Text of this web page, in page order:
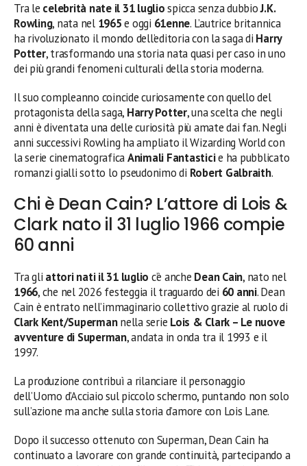
Tra le celebrità nate il 31 lugliospicca senza dubbioJ.K.
Rowling, nata nel 1965e oggi 61enne. L’autrice britannica
ha rivoluzionato il mondo dell’editoria con la saga di Harry
Potter, trasformando una storia nata quasi per caso in uno
dei più grandi fenomeni culturali della storia moderna.
Il suo compleanno coincide curiosamente con quello del
protagonista della saga, Harry Potter, una scelta che negli
anni è diventata una delle curiosità più amate dai fan. Negli
anni successivi Rowling ha ampliato il Wizarding World con
la serie cinematograficaAnimali Fantasticie ha pubblicato
romanzi gialli sotto lo pseudonimo di Robert Galbraith.
Chi è Dean Cain? L’attore di Lois &
Clark nato il 31 luglio 1966 compie
60 anni
Tra gli attori nati il 31 luglio c’è anche Dean Cain, nato nel
1966, che nel 2026 festeggia il traguardo dei 60 anni. Dean
Cain è entrato nell’immaginario collettivo grazie al ruolo di
Clark Kent/Supermannella serie Lois & Clark – Le nuove
avventure di Superman, andata in onda tra il 1993 e il
1997.
La produzione contribuì a rilanciare il personaggio
dell’Uomo d’Acciaio sul piccolo schermo, puntando non solo
sull’azione ma anche sulla storia d’amore con Lois Lane.
Dopo il successo ottenuto con Superman, Dean Cain ha
continuato a lavorare con grande continuità, partecipando a